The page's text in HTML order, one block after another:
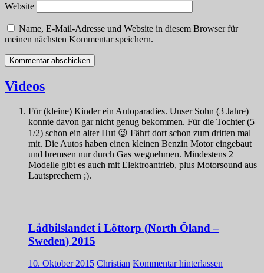
Website
Name, E-Mail-Adresse und Website in diesem Browser für
meinen nächsten Kommentar speichern.
Videos
Für (kleine) Kinder ein Autoparadies. Unser Sohn (3 Jahre)
konnte davon gar nicht genug bekommen. Für die Tochter (5
1/2) schon ein alter Hut 😉 Fährt dort schon zum dritten mal
mit. Die Autos haben einen kleinen Benzin Motor eingebaut
und bremsen nur durch Gas wegnehmen. Mindestens 2
Modelle gibt es auch mit Elektroantrieb, plus Motorsound aus
Lautsprechern ;).
Lådbilslandet i Löttorp (North Öland –
Sweden) 2015
10. Oktober 2015 Christian Kommentar hinterlassen